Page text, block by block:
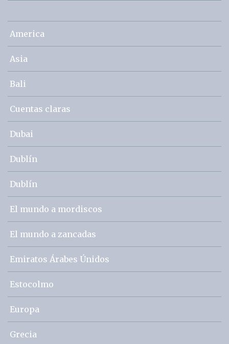
America
Asia
Bali
Cuentas claras
Dubai
Dublín
Dublín
El mundo a mordiscos
El mundo a zancadas
Emiratos Árabes Únidos
Estocolmo
Europa
Grecia